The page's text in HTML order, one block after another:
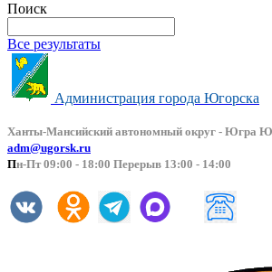
Поиск
Все результаты
Администрация города Югорска
Ханты-Мансийский автономный округ - Югра
adm@ugorsk.ru
Пн-Пт 09:00 - 18:00 Перерыв 13:00 - 14:00